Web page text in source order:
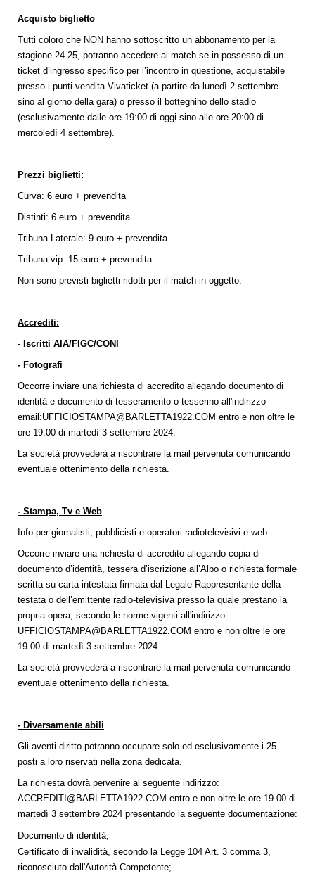
Acquisto biglietto
Tutti coloro che NON hanno sottoscritto un abbonamento per la
stagione 24-25, potranno accedere al match se in possesso di un
ticket d’ingresso specifico per l’incontro in questione, acquistabile
presso i punti vendita Vivaticket (a partire da lunedì 2 settembre
sino al giorno della gara) o presso il botteghino dello stadio
(esclusivamente dalle ore 19:00 di oggi sino alle ore 20:00 di
mercoledì 4 settembre).
Prezzi biglietti:
Curva: 6 euro + prevendita
Distinti: 6 euro + prevendita
Tribuna Laterale: 9 euro + prevendita
Tribuna vip: 15 euro + prevendita
Non sono previsti biglietti ridotti per il match in oggetto.
Accrediti:
- Iscritti AIA/FIGC/CONI
- Fotografi
Occorre inviare una richiesta di accredito allegando documento di
identità e documento di tesseramento o tesserino all'indirizzo
email:UFFICIOSTAMPA@BARLETTA1922.COM entro e non oltre le
ore 19.00 di martedì 3 settembre 2024.
La società provvederà a riscontrare la mail pervenuta comunicando
eventuale ottenimento della richiesta.
- Stampa, Tv e Web
Info per giornalisti, pubblicisti e operatori radiotelevisivi e web.
Occorre inviare una richiesta di accredito allegando copia di
documento d’identità, tessera d’iscrizione all’Albo o richiesta formale
scritta su carta intestata firmata dal Legale Rappresentante della
testata o dell’emittente radio-televisiva presso la quale prestano la
propria opera, secondo le norme vigenti all'indirizzo:
UFFICIOSTAMPA@BARLETTA1922.COM entro e non oltre le ore
19.00 di martedì 3 settembre 2024.
La società provvederà a riscontrare la mail pervenuta comunicando
eventuale ottenimento della richiesta.
- Diversamente abili
Gli aventi diritto potranno occupare solo ed esclusivamente i 25
posti a loro riservati nella zona dedicata.
La richiesta dovrà pervenire al seguente indirizzo:
ACCREDITI@BARLETTA1922.COM entro e non oltre le ore 19.00 di
martedì 3 settembre 2024 presentando la seguente documentazione:
Documento di identità;
Certificato di invalidità, secondo la Legge 104 Art. 3 comma 3,
riconosciuto dall'Autorità Competente;